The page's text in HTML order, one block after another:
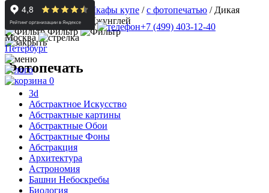
+7 (499) 403-12-40
Москва
Петербург
0
Корпусная мебель /Шкафы купе /с фотопечатью / Дикая
Природа/Животные Джунглей
Фильтр
Фотопечать
3d
Абстрактное Искусство
Абстрактные картины
Абстрактные Обои
Абстрактные Фоны
Абстракция
Архитектура
Астрономия
Башни Небоскребы
Биология